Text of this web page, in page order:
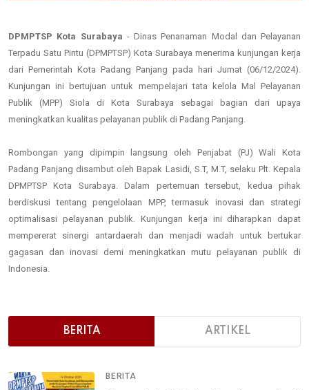
DPMPTSP Kota Surabaya - Dinas Penanaman Modal dan Pelayanan
Terpadu Satu Pintu (DPMPTSP) Kota Surabaya menerima kunjungan kerja
dari Pemerintah Kota Padang Panjang pada hari Jumat (06/12/2024).
Kunjungan ini bertujuan untuk mempelajari tata kelola Mal Pelayanan
Publik (MPP) Siola di Kota Surabaya sebagai bagian dari upaya
meningkatkan kualitas pelayanan publik di Padang Panjang.
Rombongan yang dipimpin langsung oleh Penjabat (PJ) Wali Kota
Padang Panjang disambut oleh Bapak Lasidi, S.T, M.T, selaku Plt. Kepala
DPMPTSP Kota Surabaya. Dalam pertemuan tersebut, kedua pihak
berdiskusi tentang pengelolaan MPP, termasuk inovasi dan strategi
optimalisasi pelayanan publik. Kunjungan kerja ini diharapkan dapat
mempererat sinergi antardaerah dan menjadi wadah untuk bertukar
gagasan dan inovasi demi meningkatkan mutu pelayanan publik di
Indonesia.
BERITA ARTIKEL
BERITA